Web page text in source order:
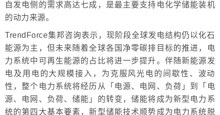
自发电侧的需求高达七成，是最主要支持电化学储能装机
的动力来源。
TrendForce集邦咨询表示，现阶段全球发电结构仍以化石
能源为主，但未来随着全球各国净零碳排目标的推进，电
力系统中可再生能源的占比将进一步提升。伴随新能源发
电及用电的大规模接入，为克服风光电的间歇性、波动
性，整个电力系统将经历从「电源、电网、负荷」到「电
源、电网、负荷、储能」的转变，储能将成为新型电力系
统的第四大基本要素，新型储能技术顺势成为电力系统脱